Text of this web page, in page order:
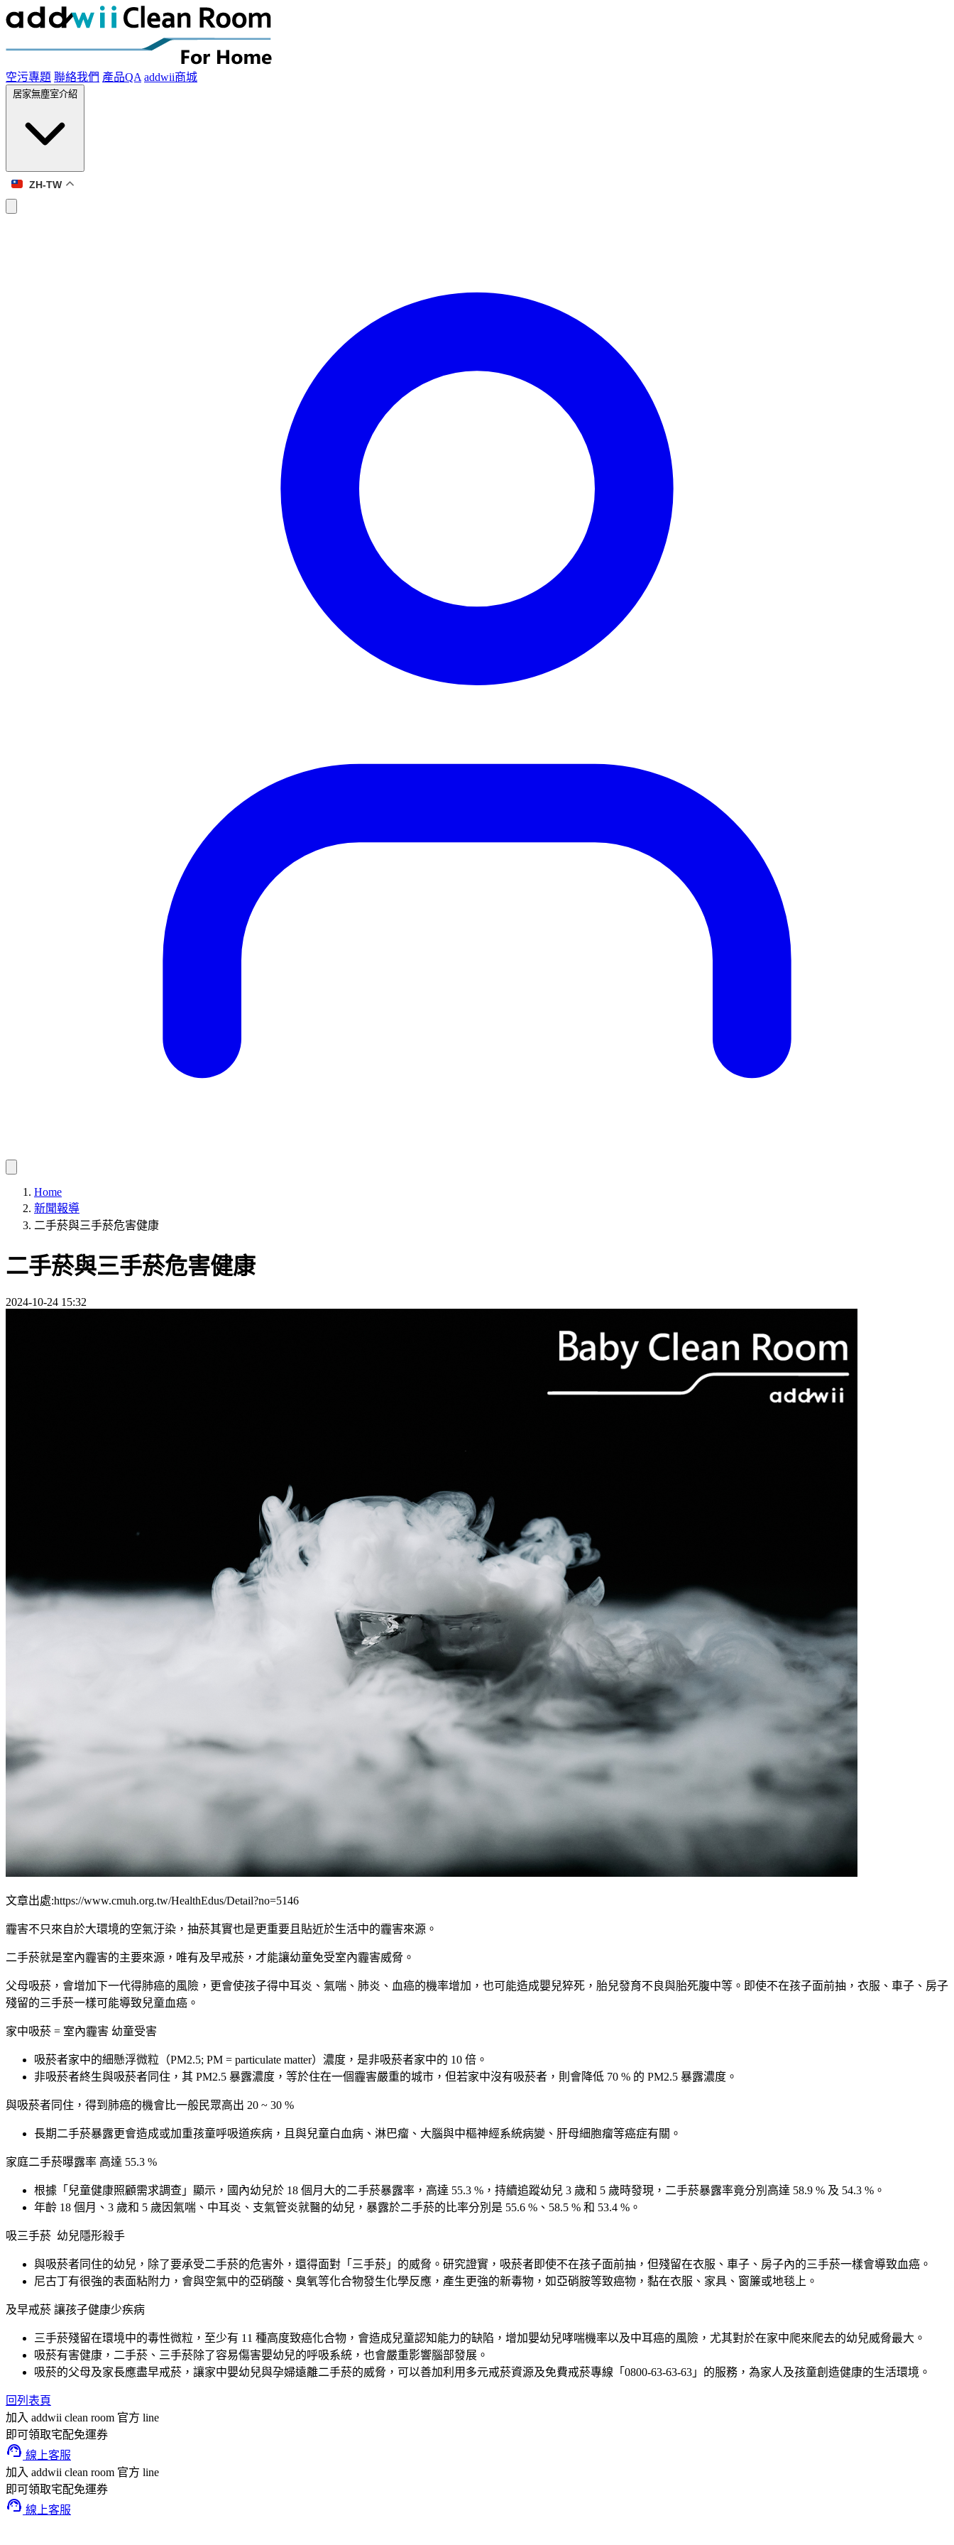
空污專題 聯絡我們 產品QA addwii商城
居家無塵室介紹
ZH-TW
Home
新聞報導
二手菸與三手菸危害健康
二手菸與三手菸危害健康
2024-10-24 15:32
文章出處:https://www.cmuh.org.tw/HealthEdus/Detail?no=5146
霾害不只來自於大環境的空氣汙染，抽菸其實也是更重要且貼近於生活中的霾害來源。
二手菸就是室內霾害的主要來源，唯有及早戒菸，才能讓幼童免受室內霾害威脅。
父母吸菸，會增加下一代得肺癌的風險，更會使孩子得中耳炎、氣喘、肺炎、血癌的機率增加，也可能造成嬰兒猝死，胎兒發育不良與胎死腹中等。即使不在孩子面前抽，衣服、車子、房子
殘留的三手菸一樣可能導致兒童血癌。
家中吸菸 = 室內霾害 幼童受害
吸菸者家中的細懸浮微粒（PM2.5; PM = particulate matter）濃度，是非吸菸者家中的 10 倍。
非吸菸者終生與吸菸者同住，其 PM2.5 暴露濃度，等於住在一個霾害嚴重的城市，但若家中沒有吸菸者，則會降低 70 % 的 PM2.5 暴露濃度。
與吸菸者同住，得到肺癌的機會比一般民眾高出 20 ~ 30 %
長期二手菸暴露更會造成或加重孩童呼吸道疾病，且與兒童白血病、淋巴瘤、大腦與中樞神經系統病變、肝母細胞瘤等癌症有關。
家庭二手菸曝露率 高達 55.3 %
根據「兒童健康照顧需求調查」顯示，國內幼兒於 18 個月大的二手菸暴露率，高達 55.3 %，持續追蹤幼兒 3 歲和 5 歲時發現，二手菸暴露率竟分別高達 58.9 % 及 54.3 %。
年齡 18 個月、3 歲和 5 歲因氣喘、中耳炎、支氣管炎就醫的幼兒，暴露於二手菸的比率分別是 55.6 %、58.5 % 和 53.4 %。
吸三手菸 幼兒隱形殺手
與吸菸者同住的幼兒，除了要承受二手菸的危害外，還得面對「三手菸」的威脅。研究證實，吸菸者即使不在孩子面前抽，但殘留在衣服、車子、房子內的三手菸一樣會導致血癌。
尼古丁有很強的表面粘附力，會與空氣中的亞硝酸、臭氧等化合物發生化學反應，產生更強的新毒物，如亞硝胺等致癌物，黏在衣服、家具、窗簾或地毯上。
及早戒菸 讓孩子健康少疾病
三手菸殘留在環境中的毒性微粒，至少有 11 種高度致癌化合物，會造成兒童認知能力的缺陷，增加嬰幼兒哮喘機率以及中耳癌的風險，尤其對於在家中爬來爬去的幼兒威脅最大。
吸菸有害健康，二手菸、三手菸除了容易傷害嬰幼兒的呼吸系統，也會嚴重影響腦部發展。
吸菸的父母及家長應盡早戒菸，讓家中嬰幼兒與孕婦遠離二手菸的威脅，可以善加利用多元戒菸資源及免費戒菸專線「0800-63-63-63」的服務，為家人及孩童創造健康的生活環境。
回列表頁
加入 addwii clean room 官方 line
即可領取宅配免運券
support_agent 線上客服
加入 addwii clean room 官方 line
即可領取宅配免運券
support_agent 線上客服